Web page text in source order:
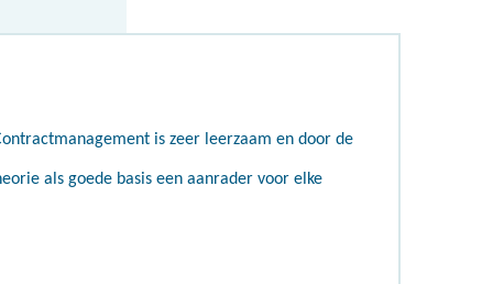
is zeer leerzaam en door de
als goede basis een aanrader voor elke